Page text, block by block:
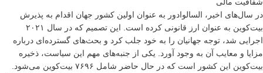
در سال‌های اخیر، السالوادور به عنوان اولین کشور جهان اقدام به پذیرش
بیت‌کوین به عنوان ارز قانونی کرده است. این تصمیم که در سال ۲۰۲۱
اجرایی شد، توجه جهانیان را به خود جلب کرد و بحث‌های گسترده‌ای درباره
مزایا و معایب آن به وجود آورد. یکی از جنبه‌های مهم این سیاست، ذخیره
بیت‌کوین این کشور است که در حال حاضر شامل ۷۶۹۶ بیت‌کوین می‌شود.